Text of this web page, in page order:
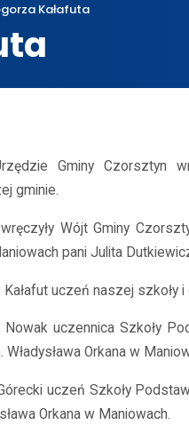
Kałafuta
Gminy Czorsztyn
gminie.
Wójt Gminy
pani Julita
Kałafut uczeń naszej szkoły
Nowak uczennica Szkoły
Orkana w
uczeń Szkoły
Orkana w Maniowach.